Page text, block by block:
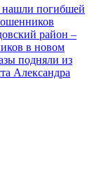
погибшей
район –
в новом
подняли из
Александра